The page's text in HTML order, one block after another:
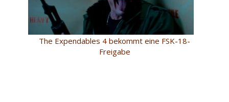
The Expendables 4 bekommt eine FSK-18-
Freigabe